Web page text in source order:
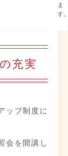
ま
す
充実
ップ制度に
会を開講し